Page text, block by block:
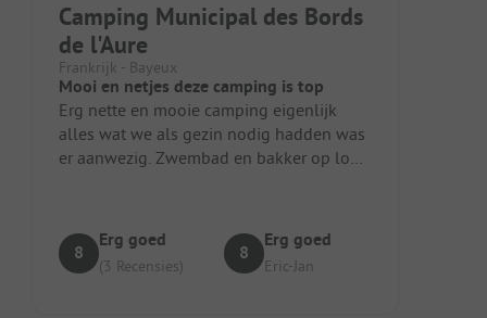
Camping Municipal des Bords
de l'Aure
Frankrijk - Bayeux
Mooi en netjes deze camping is top
Erg nette en mooie camping eigenlijk
alles wat we als gezin nodig hadden was
er aanwezig. Zwembad en bakker op loop
8
Erg goed
(3 Recensies)
8
Erg goed
Eric-Jan